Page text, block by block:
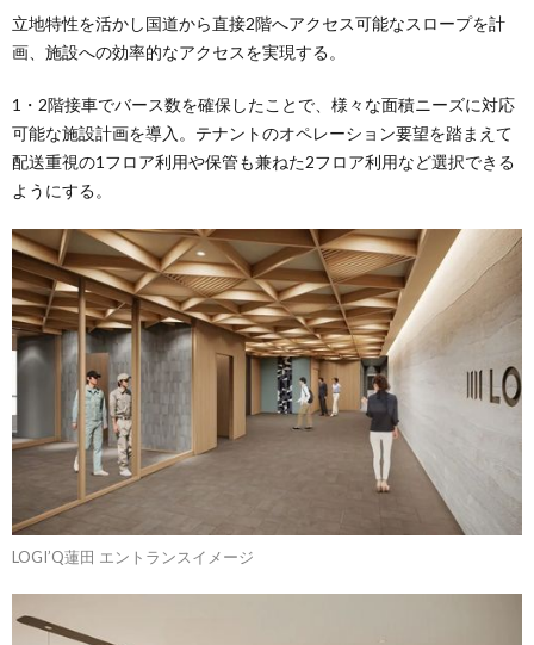
立地特性を活かし国道から直接2階へアクセス可能なスロープを計
画、施設への効率的なアクセスを実現する。
1・2階接車でバース数を確保したことで、様々な面積ニーズに対応
可能な施設計画を導入。テナントのオペレーション要望を踏まえて
配送重視の1フロア利用や保管も兼ねた2フロア利用など選択できる
ようにする。
LOGI’Q蓮田 エントランスイメージ